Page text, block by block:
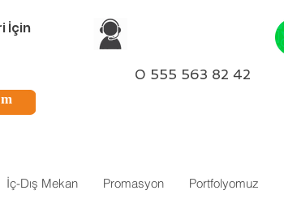
İçin
0 555 563 82 42
İç-Dış Mekan Promasyon Portfolyomuz